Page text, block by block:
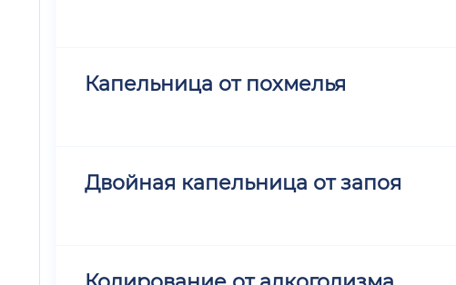
Капельница от похмелья
Двойная капельница от запоя